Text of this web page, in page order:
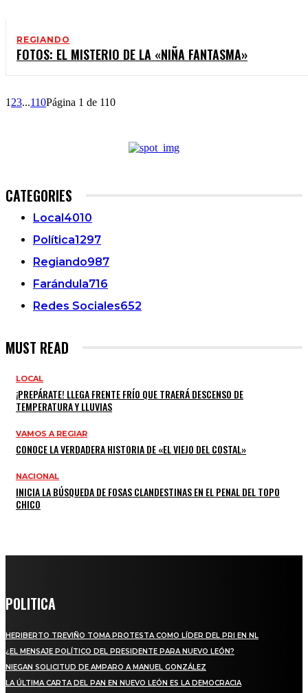
REGIANDO
FOTOS: EL MISTERIO DE LA «NIÑA FANTASMA»
1 23...110Página 1 de 110
CATEGORIES
Local4010
Política1297
Regiando987
Farándula716
Redes Sociales652
MUST READ
LOCAL
¡PREPÁRATE! LLEGA FRENTE FRÍO QUE TRAERÁ DESCENSO DE
TEMPERATURA Y LLUVIAS
VAMOS A REGIAR
CONOCE LA VERDADERA HISTORIA DE «EL VIEJO DEL COSTAL»
NACIONAL
INICIA LA BÚSQUEDA DE FOSAS CLANDESTINAS EN EL PENAL DEL TOPO
CHICO
POLITICA
HERIBERTO TREVIÑO TOMA PROTESTA COMO LÍDER DEL PRI EN NL
¿EL MENSAJE POLÍTICO DEL PRESIDENTE PARA NUEVO LEÓN?
NIEGAN SOLICITUD DE AMPARO A MANUEL GONZÁLEZ
LA ÚLTIMA CARTA DEL PAN EN NUEVO LEÓN ES LA DEMOCRACIA